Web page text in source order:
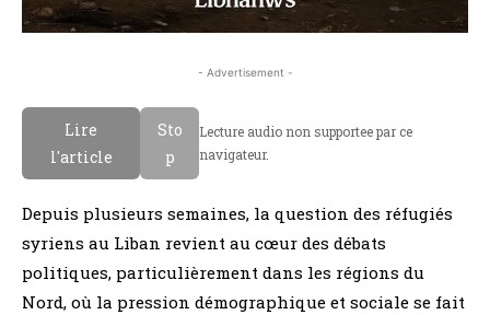
- Advertisement -
Lire
l'article
Sto
p
Lecture audio non supportee par ce
navigateur.
Depuis plusieurs semaines, la question des réfugiés
syriens au Liban revient au cœur des débats
politiques, particulièrement dans les régions du
Nord, où la pression démographique et sociale se fait